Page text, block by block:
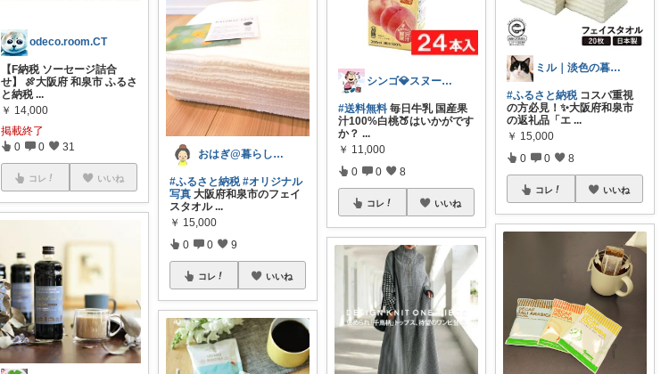
odeco.room.CT
【F納税 ソーセージ詰合
せ】 🍖大阪府 和泉市 ふるさ
と納税...
￥ 14,000
掲載終了
0 0 31
コレ いいね
おはぎ@暮らしと子育て
#ふるさと納税 #オリジナル
写真 大阪府和泉市のフェイ
スタオル ...
￥ 15,000
0 0 9
コレ いいね
シンゴ💎スヌーピーで埋め尽くすワン🐶
#送料無料 毎日牛乳 国産果
汁100%白桃🍑はいかがです
か？...
￥ 11,000
0 0 8
コレ いいね
ミル｜淡色の暮らし
#ふるさと納税コスパ重視
の方必見！✨大阪府和泉市
の返礼品「エ ...
￥ 15,000
0 0 8
コレ いいね